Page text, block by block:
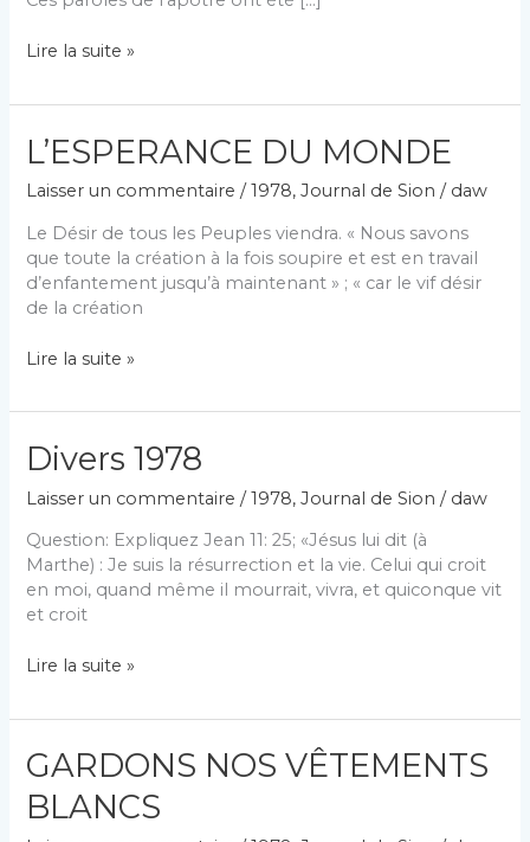
LE
D’AVOIR
AUPRÈS
TRÔNE
DE
GRÂCE
Lire la suite »
L’ESPERANCE DU MONDE
Laisser un commentaire /1978,Journal de Sion / daw
Le Désir de tous les Peuples viendra. « Nous savons
que toute la création à la fois soupire et est en travail
d’enfantement jusqu’à maintenant » ; « car le vif désir
de la création
L’ESPERANCE
MONDE
Lire la suite »
Divers 1978
Laisser un commentaire /1978,Journal de Sion / daw
Question: Expliquez Jean 11: 25; «Jésus lui dit (à
Marthe) : Je suis la résurrection et la vie. Celui qui croit
en moi, quand même il mourrait, vivra, et quiconque vit
et croit
Divers
Lire la suite »
GARDONS NOS VÊTEMENTS
BLANCS